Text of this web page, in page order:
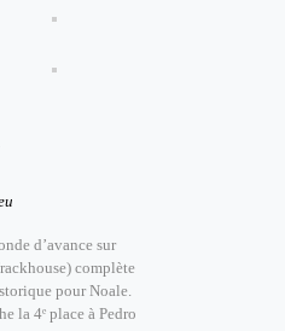
d’avance sur
complète
pour Noale.
la 4ᵉ place à Pedro